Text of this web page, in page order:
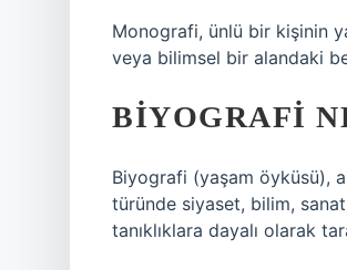
Monografi, ünlü bir kişinin
veya bilimsel bir alandaki
BIYOGRAFI
Biyografi (yaşam öyküsü),
türünde siyaset, bilim,
tanıklıklara dayalı olarak